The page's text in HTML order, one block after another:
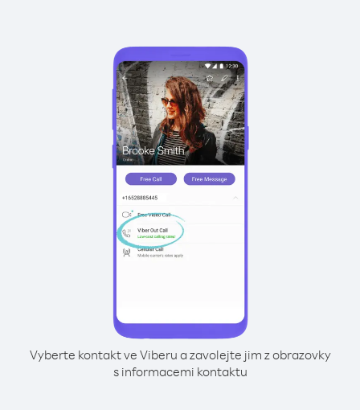
Vyberte kontakt ve Viberu a zavolejte jim z obrazovky
s informacemi kontaktu